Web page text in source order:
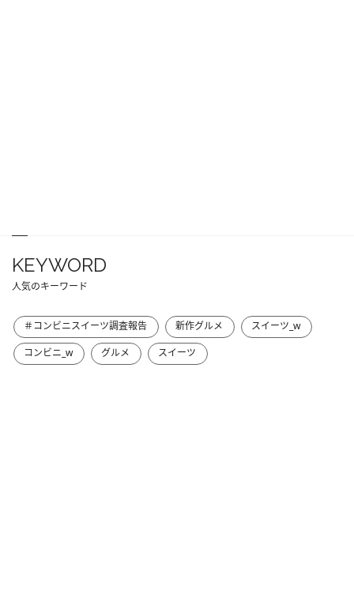
KEYWORD
人気のキーワード
＃コンビニスイーツ調査報告 新作グルメ
スイーツ_w
コンビニ_w
グルメ スイーツ